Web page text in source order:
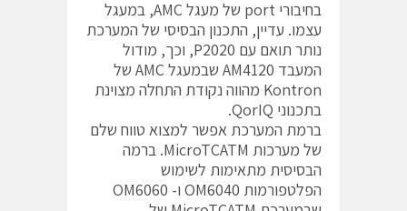
בחיבורי port של מעגל AMC, במעגל
עצמו. עדיין, התכנון הבסיסי של המערכת
נותר תואם עם P2020, וכך, מודול
המעבד AM4120 שבמעגל AMC של
Kontron מהווה נקודת התחלה מצוינת
בתכנוני QorIQ.
ברמת המערכת אפשר למצוא טווח שלם
של מערכות MicroTCATM. ברמה
הבסיסית מתאימות לשימוש
הפלטפורמות OM6040 ו- OM6060